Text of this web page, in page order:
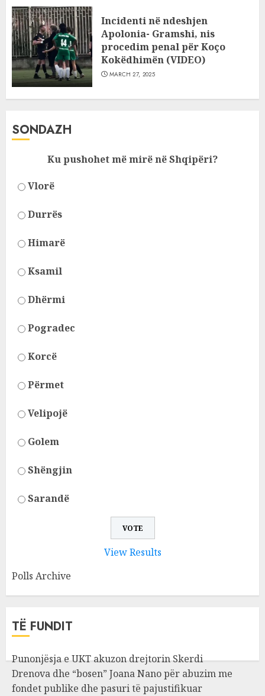
Incidenti në ndeshjen
Apolonia- Gramshi, nis
procedim penal për Koço
Kokëdhimën (VIDEO)
MARCH 27, 2025
SONDAZH
Ku pushohet më mirë në Shqipëri?
Vlorë
Durrës
Himarë
Ksamil
Dhërmi
Pogradec
Korcë
Përmet
Velipojë
Golem
Shëngjin
Sarandë
View Results
Polls Archive
TË FUNDIT
Punonjësja e UKT akuzon drejtorin Skerdi
Drenova dhe “bosen” Joana Nano për abuzim me
fondet publike dhe pasuri të pajustifikuar